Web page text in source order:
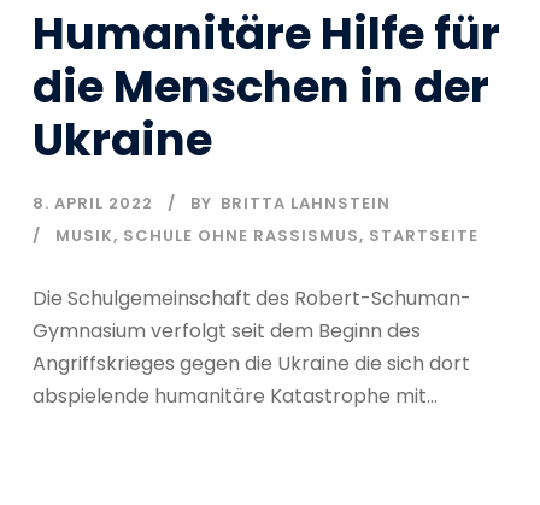
Humanitäre Hilfe für
die Menschen in der
Ukraine
8. APRIL 2022 BY BRITTA LAHNSTEIN
MUSIK, SCHULE OHNE RASSISMUS, STARTSEITE
Die Schulgemeinschaft des Robert-Schuman-
Gymnasium verfolgt seit dem Beginn des
Angriffskrieges gegen die Ukraine die sich dort
abspielende humanitäre Katastrophe mit...